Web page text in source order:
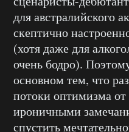
для австралийского
скептично
(хотя даже для
очень бодро).
основном тем, что
потоки оптимизма
ироничными
спустить